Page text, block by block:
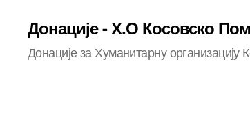
Донације - Х.О Косовско
Донације за Хуманитарну